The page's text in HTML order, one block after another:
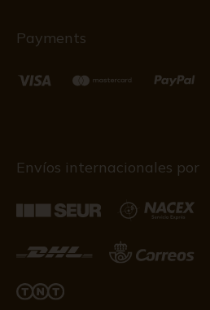
Payments
Envíos internacionales por